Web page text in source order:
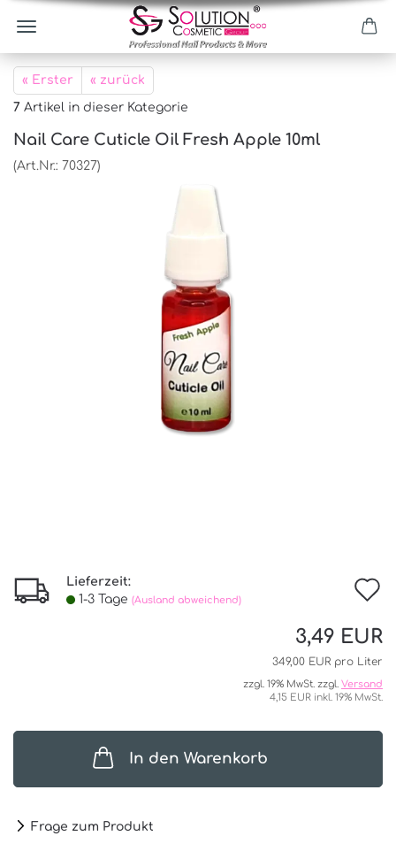
« Erster « zurück
7 Artikel in dieser Kategorie
Nail Care Cuticle Oil Fresh Apple 10ml
(Art.Nr.: 70327)
Lieferzeit:
1-3 Tage (Ausland abweichend)
3,49 EUR
349,00 EUR pro Liter
zzgl. 19% MwSt. zzgl. Versand
4,15 EUR inkl. 19% MwSt.
In den Warenkorb
Frage zum Produkt